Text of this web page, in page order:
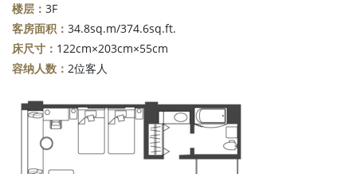
楼层： 3F
客房面积： 34.8sq.m/374.6sq.ft.
床尺寸： 122cm×203cm×55cm
容纳人数： 2位客人